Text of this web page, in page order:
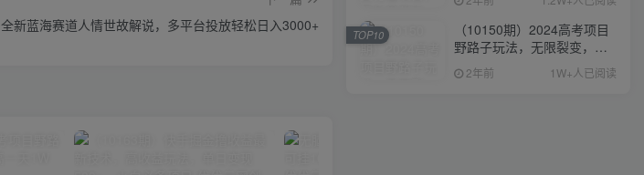
全新蓝海赛道人情世故解说，多平台投放轻松日入3000+
（10150期）2024高考项目
野路子玩法，无限裂变，最
高一天1W＋！
2年前 1W+人已阅读
TOP10